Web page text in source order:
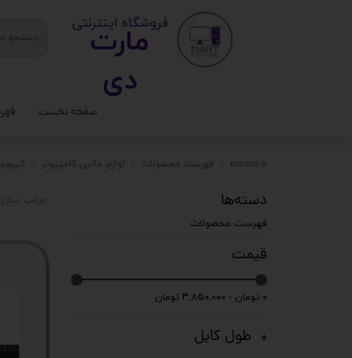
صفحه نخست
مارت
دی​​​​​​
​ ​فروشگاه اینترنتی
martday.ir فهرست محصولات لوازم جانبی کامپیوتر کیبورد
دسته‌ها
فهرست محصولات
قیمت
۰ تومان - ۳,۸۵۰,۰۰۰ تومان
طول کابل
مرتب